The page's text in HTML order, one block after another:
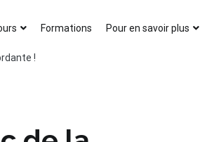
Formations Pour en savoir plus
!